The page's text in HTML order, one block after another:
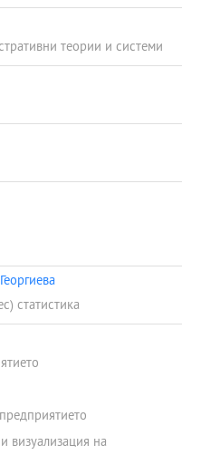
теории и системи
статистика
визуализация на